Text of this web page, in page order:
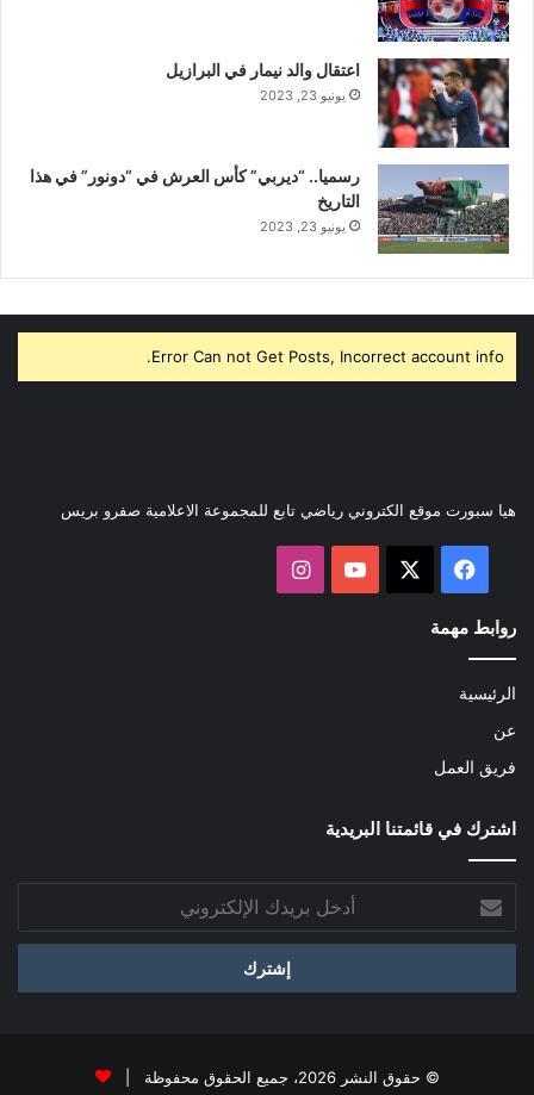
اعتقال والد نيمار في البرازيل
يونيو 23, 2023
رسميا.. “ديربي” كأس العرش في “دونور” في هذا
التاريخ
يونيو 23, 2023
Error Can not Get Posts, Incorrect account info.
هيا سبورت موقع الكتروني رياضي تابع للمجموعة الاعلامية صفرو بريس
فيسبوك ‫YouTubeانستقرام
روابط مهمة
الرئيسية
عن
فريق العمل
اشترك في قائمتنا البريدية
بريدك
الإلكتروني
© حقوق النشر 2026، جميع الحقوق محفوظة |